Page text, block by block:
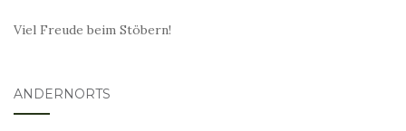
Viel Freude beim Stöbern!
ANDERNORTS